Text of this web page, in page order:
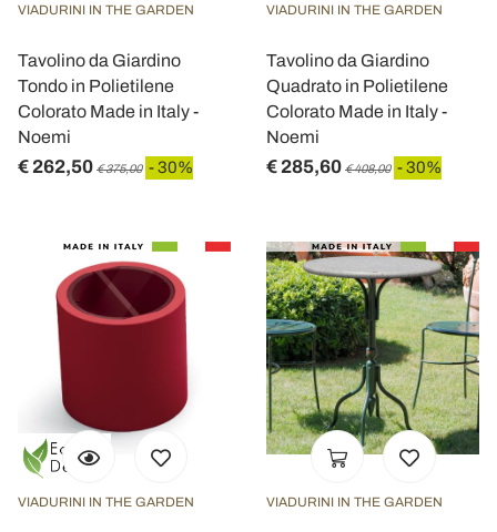
VIADURINI IN THE GARDEN
Tavolino da Giardino
Tondo in Polietilene
Colorato Made in Italy -
Noemi
€ 262,50 € 375,00 - 30%
VIADURINI IN THE GARDEN
Tavolino da Giardino
Quadrato in Polietilene
Colorato Made in Italy -
Noemi
€ 285,60 € 408,00 - 30%
VIADURINI IN THE GARDEN VIADURINI IN THE GARDEN